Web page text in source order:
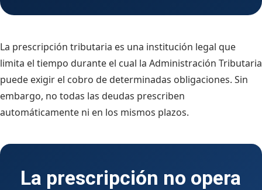
La prescripción tributaria es una institución legal que
limita el tiempo durante el cual la Administración Tributaria
puede exigir el cobro de determinadas obligaciones. Sin
embargo, no todas las deudas prescriben
automáticamente ni en los mismos plazos.
La prescripción no opera